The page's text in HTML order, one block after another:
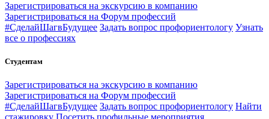
Зарегистрироваться на экскурсию в компанию
Зарегистрироваться на Форум профессий
#СделайШагвБудущее Задать вопрос профориентологу Узнать
все о профессиях
Студентам
Зарегистрироваться на экскурсию в компанию
Зарегистрироваться на Форум профессий
#СделайШагвБудущее Задать вопрос профориентологу Найти
стажировку Посетить профильные мероприятия